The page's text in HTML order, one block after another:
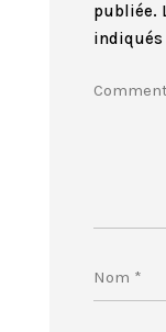
publiée.
indiqués